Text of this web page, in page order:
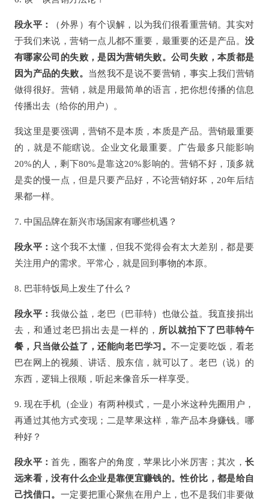
段永平：
（外界）有个误解，以为我们很看重营销。其实对
于我们来说，营销一点儿都不重要，最重要的还是产品。 没
有哪家公司的失败，是因为营销失败。公司失败，本质都是
因为产品的失败。 当然我不是说不要营销，事实上我们营销
做得很好。营销，就是用最简单的语言，把你想传播的信息
传播出去（给你的用户）。
我这里是要强调，营销不是本质，本质是产品。营销最重要
的，就是不能瞎说。企业文化最重要。广告最多只能影响
20%的人，剩下80%是靠这20%影响的。营销不好，顶多就
是卖的慢一点，但是只要产品好，不论营销好坏，20年后结
果都一样。
7. 中国品牌在新兴市场国家有哪些机遇？
段永平：这个我不太懂，但我不觉得会有太大差别，都是要
关注用户的需求。平常心，就是回到事物的本原。
8. 巴菲特饭局上发生了什么？
段永平：我做公益，老巴（巴菲特）也做公益。我直接捐出
去，和通过老巴捐出去是一样的， 所以就拍下了巴菲特午
餐，只当做公益了，还能向老巴学习。不一定要吃饭，看老
巴在网上的视频、讲话、股东信，就可以了。老巴（说）的
东西，逻辑上很顺，听起来像音乐一样享受。
9. 现在手机（企业）有两种模式，一是小米这种先圈用户，
再通过其他方式变现；二是苹果这样，靠产品本身赚钱。哪
种好？
段永平：首先，圈客户的角度，苹果比小米厉害；其次，长
远来看，没有什么企业是靠便宜赚钱的。性价比，都是给自
己找借口。 一定要把重心聚焦在用户上，也不是我们非要做